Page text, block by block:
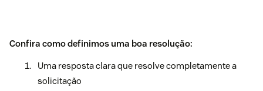
Confira como definimos uma boa resolução:
Uma resposta clara que resolve completamente a
solicitação